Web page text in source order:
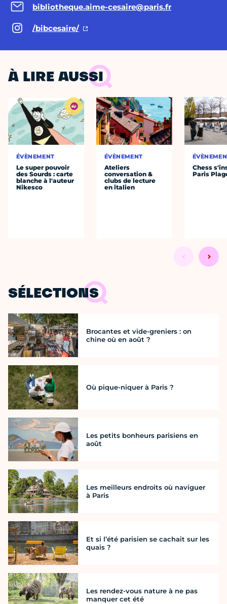
bibliotheque.aime-cesaire@paris.fr
/bibcesaire/
À LIRE AUSSI
ÉVÈNEMENT
Le super pouvoir
des Sourds : carte
blanche à l'auteur
Nikesco
ÉVÈNEMENT
Ateliers
conversation &
clubs de lecture
en italien
Chess
Paris
SÉLECTIONS
Brocantes et vide-greniers : on
chine où en août ?
Où pique-niquer à Paris ?
Les petits bonheurs parisiens en
août
Les meilleurs endroits où naviguer
à Paris
Et si l’été parisien se cachait sur les
quais ?
Les rendez-vous nature à ne pas
manquer cet été